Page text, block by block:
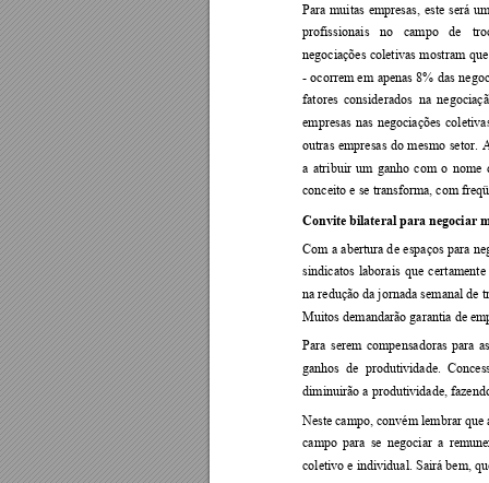
Para muitas empresas, este será
profissionais no campo de
negociações coletivas mostram
- ocorrem em apenas 8% das
fatores considerados  na
empresas nas negociações
outras empresas do mesmo setor.
a atribuir um ganho com o nome
conceito e se transforma, com
Convite bilateral para negociar
Com a abertura de espaços para ne
sindicatos laborais que certamente
na redução da jornada semanal de
Muitos demandarão garantia de
Para serem compensadoras para
ganhos  de produtividade.  C
diminuirão a produtividade,
Neste campo, convém lembrar que
campo para se negociar a
coletivo e individual. Sairá bem,